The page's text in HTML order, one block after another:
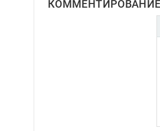
КОММЕНТИРОВАНИЕ